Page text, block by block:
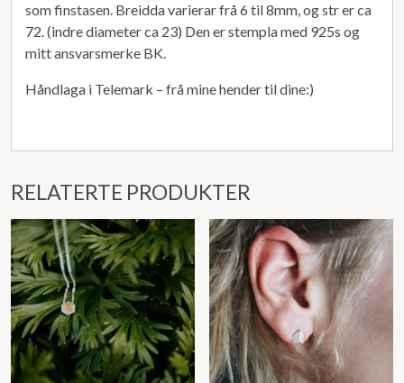
som finstasen. Breidda varierar frå 6 til 8mm, og str er ca
72. (indre diameter ca 23) Den er stempla med 925s og
mitt ansvarsmerke BK.
Håndlaga i Telemark – frå mine hender til dine:)
RELATERTE PRODUKTER